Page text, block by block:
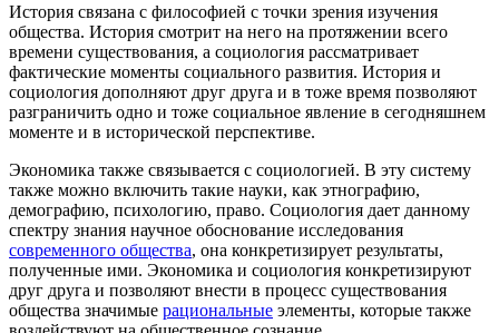
История связана с философией с точки зрения изучения
общества. История смотрит на него на протяжении всего
времени существования, а социология рассматривает
фактические моменты социального развития. История и
социология дополняют друг друга и в тоже время позволяют
разграничить одно и тоже социальное явление в сегодняшнем
моменте и в исторической перспективе.
Экономика также связывается с социологией. В эту систему
также можно включить такие науки, как этнографию,
демографию, психологию, право. Социология дает данному
спектру знания научное обоснование исследования
современного общества, она конкретизирует результаты,
полученные ими. Экономика и социология конкретизируют
друг друга и позволяют внести в процесс существования
общества значимые рациональные элементы, которые также